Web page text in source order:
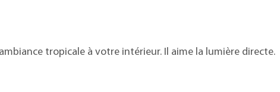
tropicale à votre intérieur. Il aime la lumière directe.